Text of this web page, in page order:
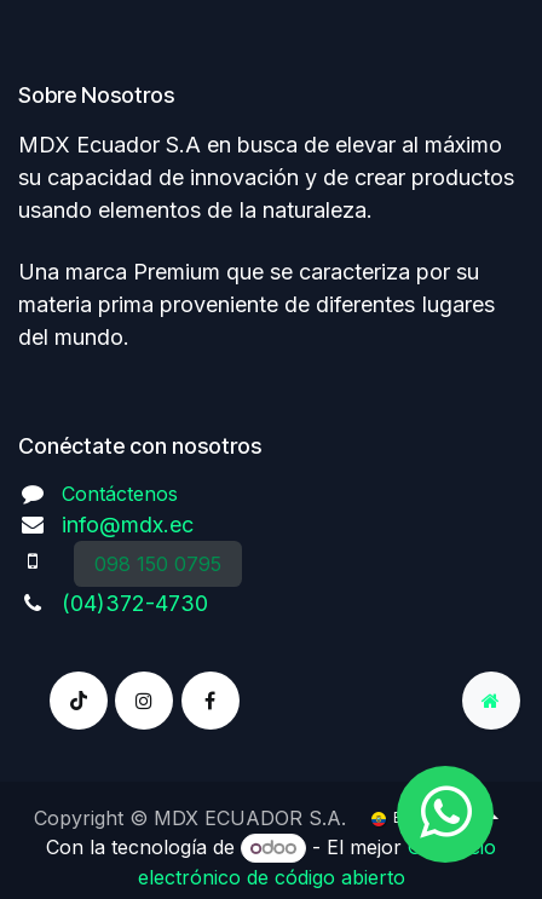
Sobre Nosotros
MDX Ecuador S.A en busca de elevar al máximo
su capacidad de innovación y de crear productos
usando elementos de Ia naturaleza.
Una marca Premium que se caracteriza por su
materia prima proveniente de diferentes Iugares
del mundo.
Conéctate con nosotros
Contáctenos
info@mdx.ec
098 150 0795
(04)372-4730
Copyright © MDX ECUADOR S.A. Español (EC)
Con la tecnología de - El mejorComercio
electrónico de código abierto